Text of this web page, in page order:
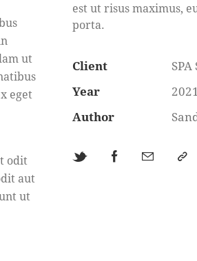
ut
eget
odit
aut
ut
est ut risus maximus,
porta.
Client
Year
2021
Author